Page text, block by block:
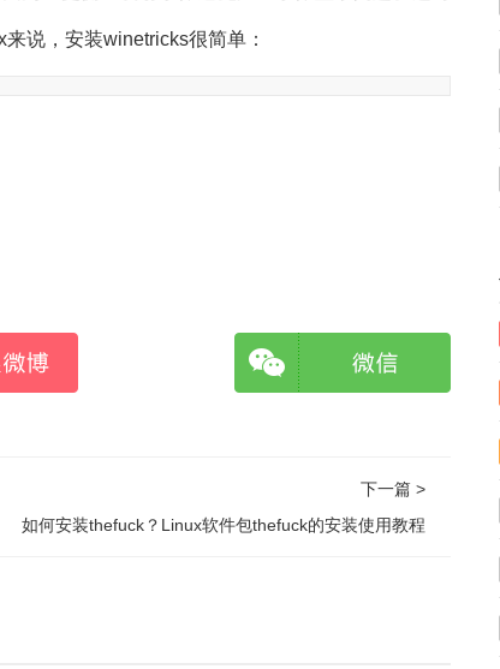
说，安装winetricks很简单：
下一篇 >
如何安装thefuck？Linux软件包thefuck的安装使用教程